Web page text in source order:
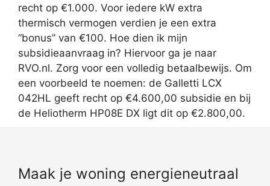
recht op €1.000. Voor iedere kW extra
thermisch vermogen verdien je een extra
“bonus” van €100. Hoe dien ik mijn
subsidieaanvraag in? Hiervoor ga je naar
RVO.nl. Zorg voor een volledig betaalbewijs. Om
een voorbeeld te noemen: de Galletti LCX
042HL geeft recht op €4.600,00 subsidie en bij
de Heliotherm HP08E DX ligt dit op €2.800,00.
Maak je woning energieneutraal